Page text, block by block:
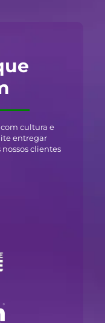
com cultura e
entregar
nossos clientes